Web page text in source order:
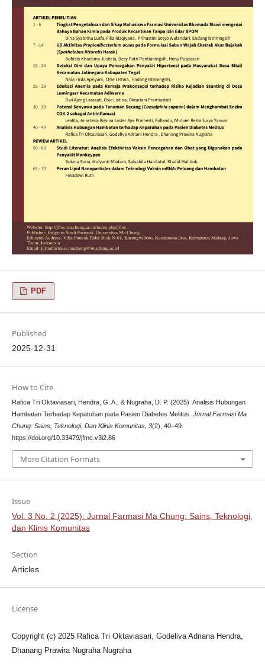
PDF
Published
2025-12-31
How to Cite
Rafica Tri Oktaviasari, Hendra, G. A., & Nugraha, D. P. (2025). Analisis Hubungan
Hambatan Terhadap Kepatuhan pada Pasien Diabetes Melitus. Jurnal Farmasi Ma
Chung: Sains, Teknologi, Dan Klinis Komunitas, 3(2), 40–49.
https://doi.org/10.33479/jfmc.v3i2.86
More Citation Formats
Issue
Vol. 3 No. 2 (2025): Jurnal Farmasi Ma Chung: Sains, Teknologi,
dan Klinis Komunitas
Section
Articles
License
Copyright (c) 2025 Rafica Tri Oktaviasari, Godeliva Adriana Hendra,
Dhanang Prawira Nugraha Nugraha